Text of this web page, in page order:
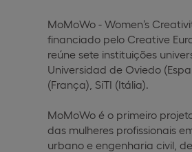
MoMoWo - Women’s
financiado pelo Creative
reúne sete instituições
Universidad de Oviedo
(França), SiTI (Itália).
MoMoWo é o primeiro
das mulheres profissionais
urbano e engenharia civil,